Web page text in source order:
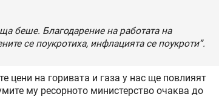
беше. Благодарение на работата на
се поукротиха, инфлацията се поукроти”.
цени на горивата и газа у нас ще повлияят
му ресорното министерство очаква до